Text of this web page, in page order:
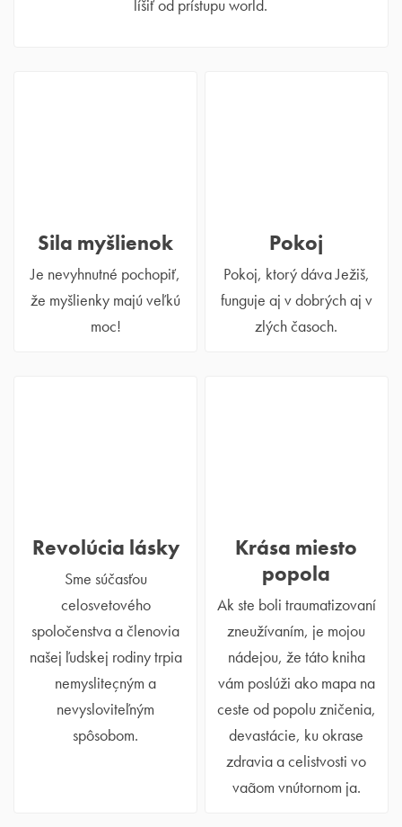
líšiť od prístupu world.
Sila myšlienok
Je nevyhnutné pochopiť,
že myšlienky majú veľkú
moc!
Pokoj
Pokoj, ktorý dáva Ježiš,
funguje aj v dobrých aj v
zlých časoch.
Revolúcia lásky
Sme súčasťou
celosvetového
spoločenstva a členovia
našej ľudskej rodiny trpia
nemysliteçným a
nevysloviteľným
spôsobom.
Krása miesto
popola
Ak ste boli traumatizovaní
zneužívaním, je mojou
nádejou, že táto kniha
vám poslúži ako mapa na
ceste od popolu zničenia,
devastácie, ku okrase
zdravia a celistvosti vo
vaãom vnútornom ja.